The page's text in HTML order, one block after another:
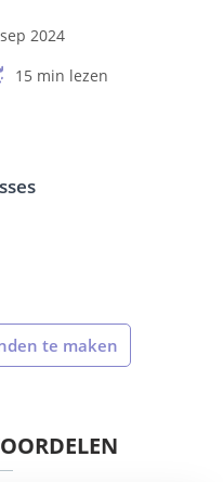
2024
15 min lezen
te maken